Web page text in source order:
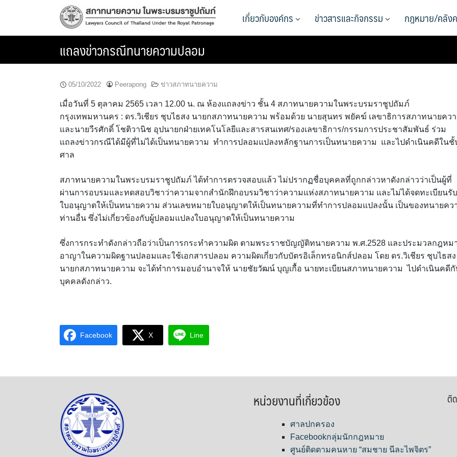
เกี่ยวกับองค์กร ข่าวสารและกิจกรรม กฎหมาย/คลัง
แถลงข่าวกรณีทนายความปลอม
05/10/2022 Peerapong ข่าวสภาทนายความ
เมื่อวันที่ 5 ตุลาคม 2565 เวลา 12.00 น. ณ ห้องแถลงข่าว ชั้น 4 สภาทนายความในพระบรมราชูปถัมภ์
กรุงเทพมหานคร : ดร.วิเชียร ชุบไธสง นายกสภาทนายความ พร้อมด้วย นายสุนทร พยัคฆ์ เลขาธิการสภาทนายคว
และนายวีรศักดิ์ โชติวานิช อุปนายกฝ่ายเทคโนโลยีและสารสนเทศ/รองเลขาธิการ/กรรมการประชาสัมพันธ์ ร่วม
แถลงข่าวกรณีได้มีผู้ที่ไม่ได้เป็นทนายความ ทำการปลอมแปลงหลักฐานการเป็นทนายความ และไปดำเนินคดีในชั้
ศาล
สภาทนายความในพระบรมราชูปถัมภ์ ได้ทำการตรวจสอบแล้ว ไม่ปรากฏชื่อบุคคลที่ถูกกล่าวหาดังกล่าวว่าเป็นผู้ที่
ผ่านการอบรมและทดสอบวิชาว่าความจากสำนักฝึกอบรมวิชาว่าความแห่งสภาทนายความ และไม่ได้จดทะเบียนรับ
ใบอนุญาตให้เป็นทนายความ ส่วนเลขหมายใบอนุญาตให้เป็นทนายความที่ทำการปลอมแปลงนั้น เป็นของทนายคว
ท่านอื่น ซึ่งไม่เกี่ยวข้องกับผู้ปลอมแปลงใบอนุญาตให้เป็นทนายความ
ซึ่งการกระทำดังกล่าวถือว่าเป็นการกระทำความผิด ตามพระราชบัญญัติทนายความ พ.ศ.2528 และประมวลกฎหม
อาญาในความผิดฐานปลอมและใช้เอกสารปลอม ความผิดเกี่ยวกับบัตรอิเล็กทรอนิกส์ปลอม โดย ดร.วิเชียร ชุบไธสง
นายกสภาทนายความ จะได้ทำการมอบอำนาจให้ นายชัยวัฒน์ บุญเกื้อ นายทะเบียนสภาทนายความ ไปดำเนินคดีกั
บุคคลดังกล่าว.
Facebook X Line
หน่วยงานที่เกี่ยวข้อง
ศาลปกครอง
Facebookกลุ่มนักกฎหมาย
ศูนย์ติดตามคนหาย “สมชาย นีละไพจิตร”
ติ